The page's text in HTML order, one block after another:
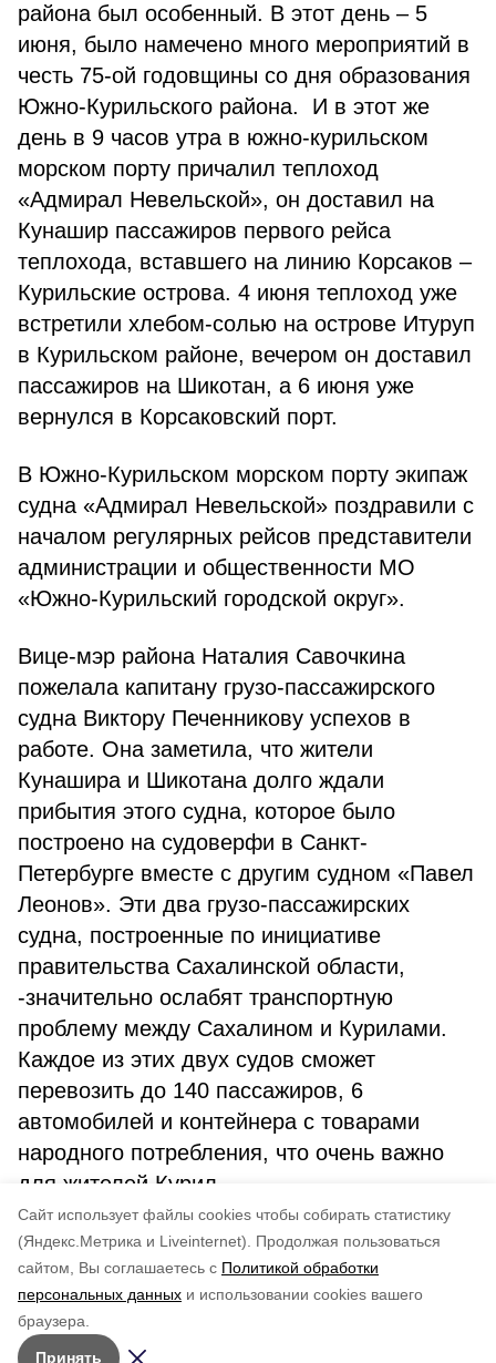
Cайт использует файлы cookies чтобы собирать статистику
(Яндекс.Метрика и Liveinternet).
Продолжая пользоваться
сайтом, Вы соглашаетесь с Политикой обработки
персональных данных и использовании cookies вашего
браузера.
Принять
района был особенный. В этот день – 5
июня, было намечено много мероприятий в
честь 75-ой годовщины со дня образования
Южно-Курильского района. И в этот же
день в 9 часов утра в южно-курильском
морском порту причалил теплоход
«Адмирал Невельской», он доставил на
Кунашир пассажиров первого рейса
теплохода, вставшего на линию Корсаков –
Курильские острова. 4 июня теплоход уже
встретили хлебом-солью на острове Итуруп
в Курильском районе, вечером он доставил
пассажиров на Шикотан, а 6 июня уже
вернулся в Корсаковский порт.
В Южно-Курильском морском порту экипаж
судна «Адмирал Невельской» поздравили с
началом регулярных рейсов представители
администрации и общественности МО
«Южно-Курильский городской округ».
Вице-мэр района Наталия Савочкина
пожелала капитану грузо-пассажирского
судна Виктору Печенникову успехов в
работе. Она заметила, что жители
Кунашира и Шикотана долго ждали
прибытия этого судна, которое было
построено на судоверфи в Санкт-
Петербурге вместе с другим судном «Павел
Леонов». Эти два грузо-пассажирских
судна, построенные по инициативе
правительства Сахалинской области,
-значительно ослабят транспортную
проблему между Сахалином и Курилами.
Каждое из этих двух судов сможет
перевозить до 140 пассажиров, 6
автомобилей и контейнера с товарами
народного потребления, что очень важно
для жителей Курил
Авторы: Андрей Киселев
по оценке
5